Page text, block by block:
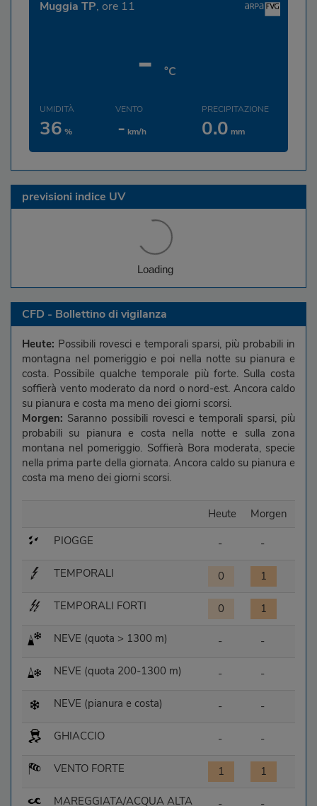
Muggia TP, ore 11
- °C
UMIDITÀ
36 %
VENTO
- km/h
PRECIPITAZIONE
0.0 mm
previsioni indice UV
CFD - Bollettino di vigilanza
Heute: Possibili rovesci e temporali sparsi, più probabili in
montagna nel pomeriggio e poi nella notte su pianura e
costa. Possibile qualche temporale più forte. Sulla costa
soffierà vento moderato da nord o nord-est. Ancora caldo
su pianura e costa ma meno dei giorni scorsi.
Morgen: Saranno possibili rovesci e temporali sparsi, più
probabili su pianura e costa nella notte e sulla zona
montana nel pomeriggio. Soffierà Bora moderata, specie
nella prima parte della giornata. Ancora caldo su pianura e
costa ma meno dei giorni scorsi.
Heute
Morgen
PIOGGE
- -
TEMPORALI 0 1
TEMPORALI FORTI 0 1
NEVE (quota > 1300 m) - -
NEVE (quota 200-1300 m) - -
NEVE (pianura e costa) - -
GHIACCIO - -
VENTO FORTE 1 1
MAREGGIATA/ACQUA ALTA